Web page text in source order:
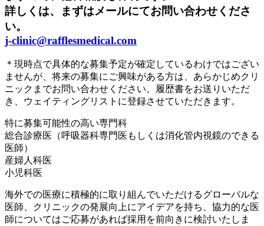
詳しくは、まずはメールにてお問い合わせくださ
い。
j-clinic@rafflesmedical.com
＊現時点で具体的な募集予定が確定しているわけではござい
ませんが、将来の募集にご興味がある方は、あらかじめクリ
ニックまでお問い合わせください。履歴書をお送りいただ
き、ウェイティングリストに登録させていただきます。
特に募集可能性の高い専門科
総合診療医（呼吸器科専門医もしくは消化管内視鏡のできる
医師）
産婦人科医
小児科医
海外での医療に積極的に取り組んでいただけるグローバルな
医師、クリニックの発展向上にアイデアを持ち、協力的な医
師についてはご応募があれば採用を前向きに検討いたしま